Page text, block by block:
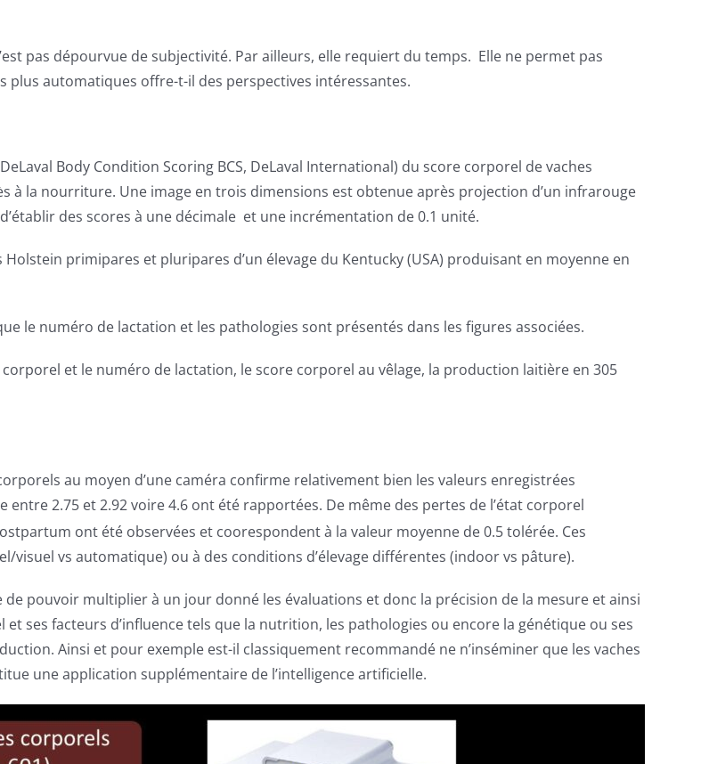
pas dépourvue de subjectivité. Par ailleurs, elle requiert du temps. Elle ne permet pas
plus automatiques offre-t-il des perspectives intéressantes.
Body Condition Scoring BCS, DeLaval International) du score corporel de vaches
à la nourriture. Une image en trois dimensions est obtenue après projection d’un infrarouge
des scores à une décimale et une incrémentation de 0.1 unité.
primipares et pluripares d’un élevage du Kentucky (USA) produisant en moyenne en
le numéro de lactation et les pathologies sont présentés dans les figures associées.
et le numéro de lactation, le score corporel au vêlage, la production laitière en 305
au moyen d’une caméra confirme relativement bien les valeurs enregistrées
2.75 et 2.92 voire 4.6 ont été rapportées. De même des pertes de l’état corporel
ont été observées et coorespondent à la valeur moyenne de 0.5 tolérée. Ces
vs automatique) ou à des conditions d’élevage différentes (indoor vs pâture).
pouvoir multiplier à un jour donné les évaluations et donc la précision de la mesure et ainsi
ses facteurs d’influence tels que la nutrition, les pathologies ou encore la génétique ou ses
Ainsi et pour exemple est-il classiquement recommandé ne n’inséminer que les vaches
une application supplémentaire de l’intelligence artificielle.